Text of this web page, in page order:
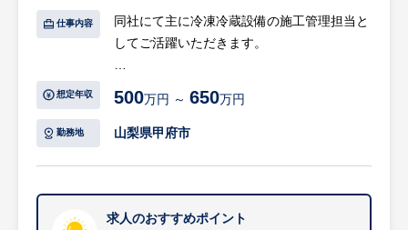
・入社後はOJTやeラーニングを通じてスキ
ルアップが可能。業務で使用する開発言語
ます。
仕事内容
同社にて主に冷凍冷蔵設備の施工管理担当と
してご活躍いただきます。
・施工計画
・工程管理
・発注業務
・原価管理
想定年収 500万円 ～ 650万円
勤務地 山梨県甲府市
求人のおすすめポイント